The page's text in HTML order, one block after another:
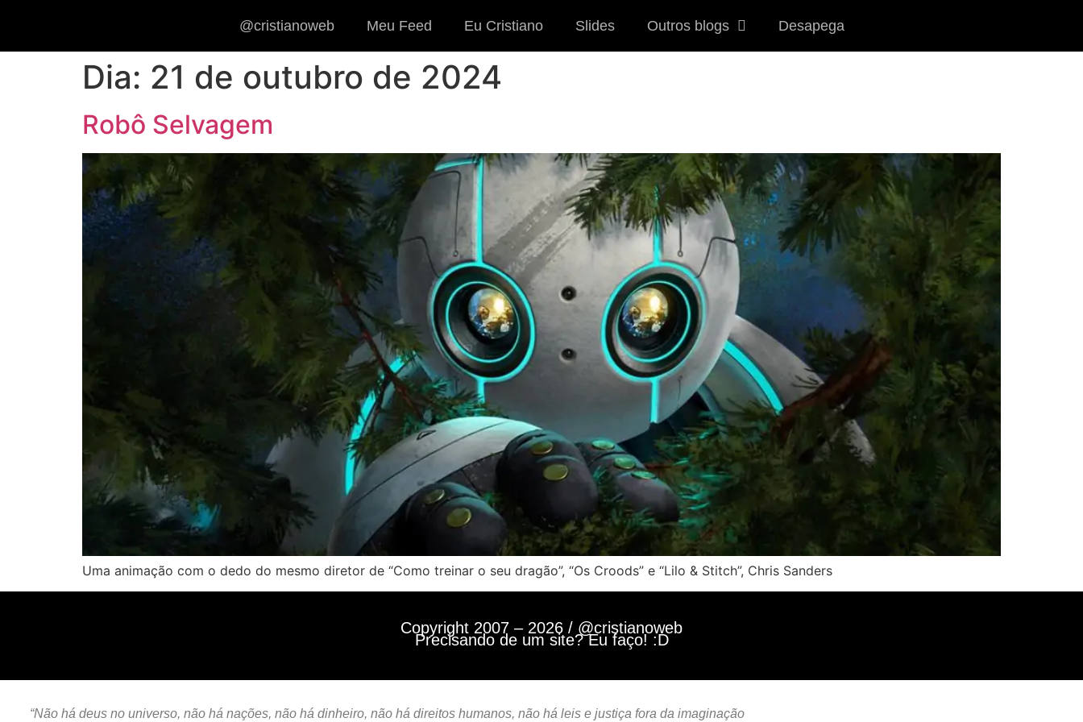
@cristianoweb Meu Feed Eu Cristiano Slides Outros blogs Desapega
Dia: 21 de outubro de 2024
Robô Selvagem
Uma animação com o dedo do mesmo diretor de “Como treinar o seu dragão”, “Os Croods” e “Lilo & Stitch”, Chris Sanders
Copyright 2007 – 2026 / @cristianoweb
Precisando de um site? Eu faço! :D
“Não há deus no universo, não há nações, não há dinheiro, não há direitos humanos, não há leis e justiça fora da imaginação